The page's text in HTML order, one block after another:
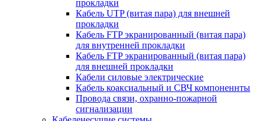
прокладки
Кабель UTP (витая пара) для внешней
прокладки
Кабель FTP экранированный (витая пара)
для внутренней прокладки
Кабель FTP экранированный (витая пара)
для внешней прокладки
Кабели силовые электрические
Кабель коаксиальный и СВЧ компоненнты
Провода связи, охранно-пожарной
сигнализации